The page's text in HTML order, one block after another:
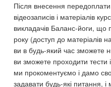
Після внесення
відеозаписів і матеріалів
викладачів Баланс-йоги, що
року (доступ до матеріалів
ви в будь-який час зможете
ви зможете проходити тести
ми прокоментуємо і дамо
задавати будь-які питання,